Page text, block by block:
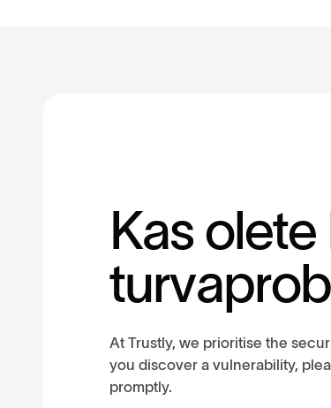
Kas olete
turvaprob
At Trustly, we prioritise the
you discover a vulnerability,
promptly.